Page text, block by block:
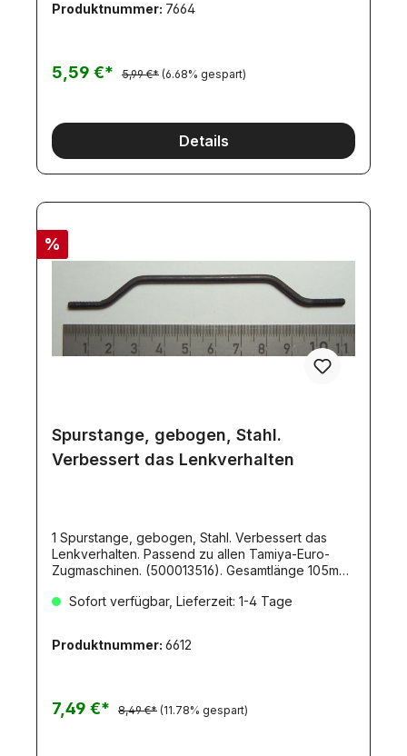
haben wir nur in kleinen Mengen am Lager! Die
Produktnummer: 7664
5,59 €* 5,99 €* (6.68% gespart)
Details
%
Spurstange, gebogen, Stahl.
Verbessert das Lenkverhalten
1 Spurstange, gebogen, Stahl. Verbessert das
Lenkverhalten. Passend zu allen Tamiya-Euro-
Zugmaschinen. (500013516). Gesamtlänge 105mm
Sofort verfügbar, Lieferzeit: 1-4 Tage
Produktnummer: 6612
7,49 €* 8,49 €* (11.78% gespart)